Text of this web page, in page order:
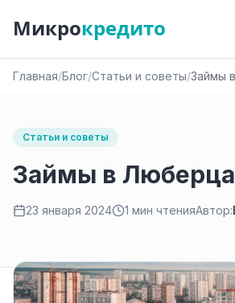
Микрокредито
Главная/Блог/Статьи и советы/Займы
Статьи и советы
Займы в
23 января 2024 1 мин чтенияАвтор: